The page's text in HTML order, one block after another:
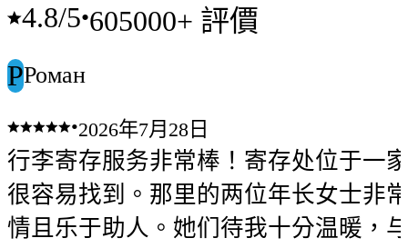
4.8/5•605000+ 評價
РРоман
•2026年7月28日
行李寄存服务非常棒！寄存处位于一
很容易找到。那里的两位年长女士非
情且乐于助人。她们待我十分温暖，